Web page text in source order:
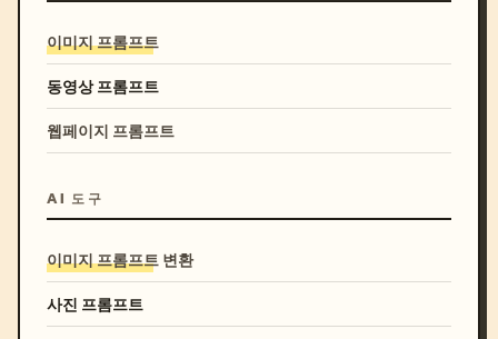
이미지 프롬프트
동영상 프롬프트
웹페이지 프롬프트
AI 도구
이미지 프롬프트 변환
사진 프롬프트